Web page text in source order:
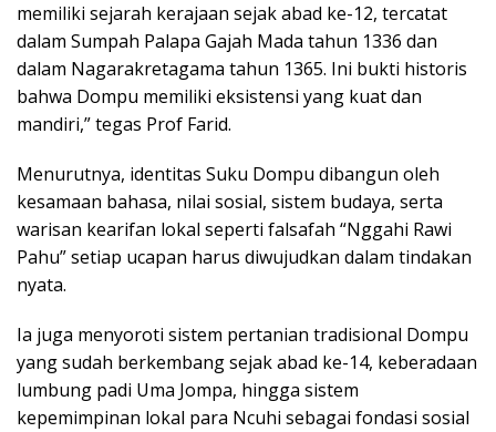
memiliki sejarah kerajaan sejak abad ke-12, tercatat
dalam Sumpah Palapa Gajah Mada tahun 1336 dan
dalam Nagarakretagama tahun 1365. Ini bukti historis
bahwa Dompu memiliki eksistensi yang kuat dan
mandiri,” tegas Prof Farid.
Menurutnya, identitas Suku Dompu dibangun oleh
kesamaan bahasa, nilai sosial, sistem budaya, serta
warisan kearifan lokal seperti falsafah “Nggahi Rawi
Pahu” setiap ucapan harus diwujudkan dalam tindakan
nyata.
Ia juga menyoroti sistem pertanian tradisional Dompu
yang sudah berkembang sejak abad ke-14, keberadaan
lumbung padi Uma Jompa, hingga sistem
kepemimpinan lokal para Ncuhi sebagai fondasi sosial